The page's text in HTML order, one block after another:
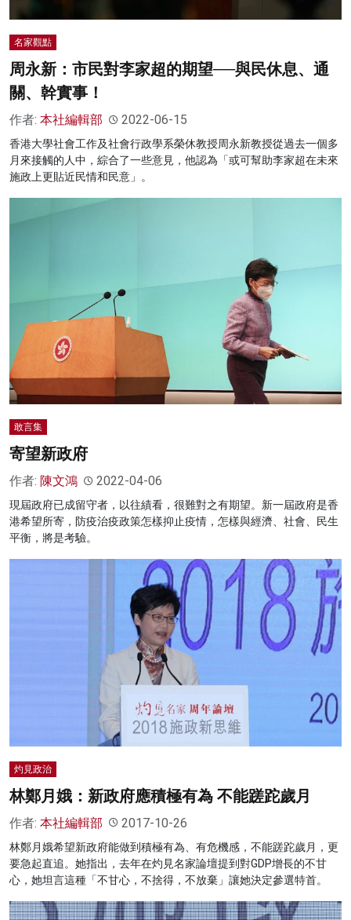
名家觀點
周永新：市民對李家超的期望──與民休息、通
關、幹實事！
作者: 本社編輯部 2022-06-15
香港大學社會工作及社會行政學系榮休教授周永新教授從過去一個多
月來接觸的人中，綜合了一些意見，他認為「或可幫助李家超在未來
施政上更貼近民情和民意」。
敢言集
寄望新政府
作者: 陳文鴻 2022-04-06
現屆政府已成留守者，以往績看，很難對之有期望。新一屆政府是香
港希望所寄，防疫治疫政策怎樣抑止疫情，怎樣與經濟、社會、民生
平衡，將是考驗。
灼見政治
林鄭月娥：新政府應積極有為 不能蹉跎歲月
作者: 本社編輯部 2017-10-26
林鄭月娥希望新政府能做到積極有為、有危機感，不能蹉跎歲月，更
要急起直追。她指出，去年在灼見名家論壇提到對GDP增長的不甘
心，她坦言這種「不甘心，不捨得，不放棄」讓她決定參選特首。